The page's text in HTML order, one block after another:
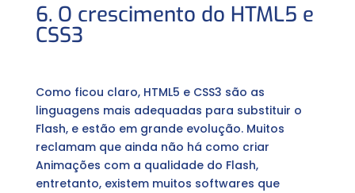
6. O crescimento do HTML5 e
CSS3
Como ficou claro, HTML5 e CSS3 são as
linguagens mais adequadas para substituir o
Flash, e estão em grande evolução. Muitos
reclamam que ainda não há como criar
Animações com a qualidade do Flash,
entretanto, existem muitos softwares que